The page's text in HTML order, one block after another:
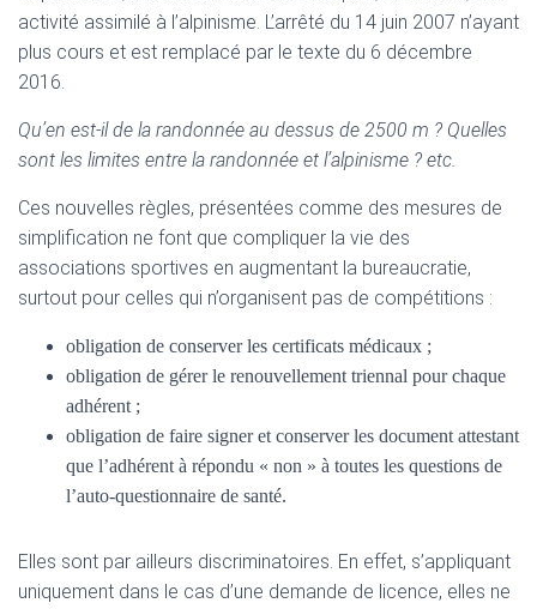
activité assimilé à l’alpinisme. L’arrêté du 14 juin 2007 n’ayant
plus cours et est remplacé par le texte du 6 décembre
2016.
Qu’en est-il de la randonnée au dessus de 2500 m ? Quelles
sont les limites entre la randonnée et l’alpinisme ? etc.
Ces nouvelles règles, présentées comme des mesures de
simplification ne font que compliquer la vie des
associations sportives en augmentant la bureaucratie,
surtout pour celles qui n’organisent pas de compétitions :
obligation de conserver les certificats médicaux ;
obligation de gérer le renouvellement triennal pour chaque
adhérent ;
obligation de faire signer et conserver les document attestant
que l’adhérent à répondu « non » à toutes les questions de
l’auto-questionnaire de santé.
Elles sont par ailleurs discriminatoires. En effet, s’appliquant
uniquement dans le cas d’une demande de licence, elles ne